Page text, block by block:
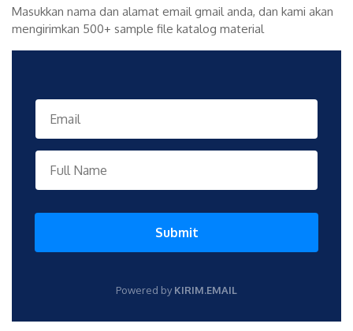
Masukkan nama dan alamat email gmail anda, dan kami akan
mengirimkan 500+ sample file katalog material
Submit
Powered byKIRIM.EMAIL